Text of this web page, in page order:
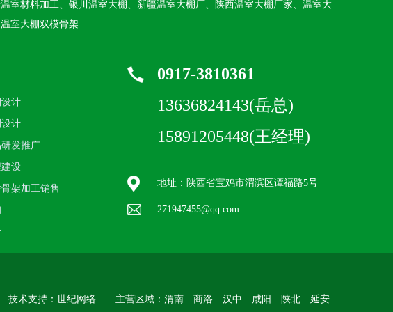
室材料加工、银川温室大棚、新疆温室大棚厂、陕西温室大棚厂家、温室大
室大棚双模骨架
计
计
发推广
设
架加工销售
0917-3810361
13636824143(岳总)
15891205448(王经理)
地址：陕西省宝鸡市渭滨区谭福路5号
271947455@qq.com
术支持： 世纪网络 主营区域：渭南 商洛 汉中 咸阳 陕北 延安